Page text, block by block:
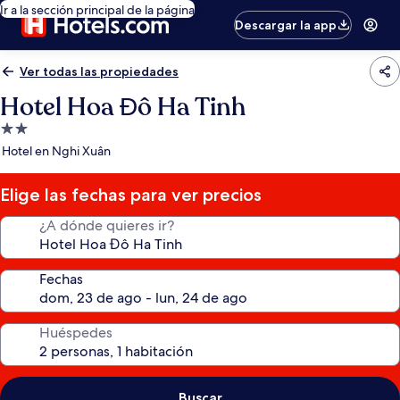
Ir a la sección principal de la página
Descargar la app
Ver todas las propiedades
Hotel Hoa Đô Ha Tinh
Propiedad
de
estrellas
Hotel en Nghi Xuân
Elige las fechas para ver precios
¿A dónde quieres ir?
Fechas
Huéspedes